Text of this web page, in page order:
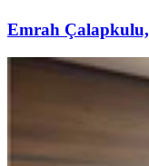
Emrah Çalapkulu,